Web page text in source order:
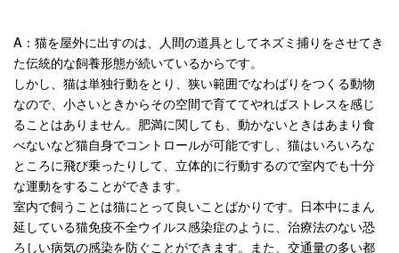
A：猫を屋外に出すのは、人間の道具としてネズミ捕りをさせてき
た伝統的な飼養形態が続いているからです。
しかし、猫は単独行動をとり、狭い範囲でなわばりをつくる動物
なので、小さいときからその空間で育ててやればストレスを感じ
ることはありません。肥満に関しても、動かないときはあまり食
べないなど猫自身でコントロールが可能ですし、猫はいろいろな
ところに飛び乗ったりして、立体的に行動するので室内でも十分
な運動をすることができます。
室内で飼うことは猫にとって良いことばかりです。日本中にまん
延している猫免疫不全ウイルス感染症のように、治療法のない恐
ろしい病気の感染を防ぐことができます。また、交通量の多い都